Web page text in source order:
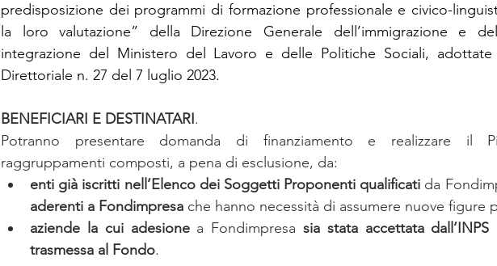
predisposizione dei programmi di formazione professionale e civico-
la loro valutazione” della Direzione Generale dell’immigrazione e
integrazione del Ministero del Lavoro e delle Politiche Sociali,
Direttoriale n. 27 del 7 luglio 2023.
BENEFICIARI E DESTINATARI.
Potranno presentare domanda di finanziamento e realizzare il
raggruppamenti composti, a pena di esclusione, da:
enti già iscritti nell’Elenco dei Soggetti Proponenti qualificati da
aderenti a Fondimpresa che hanno necessità di assumere nuove figure
aziende la cui adesione a Fondimpresa sia stata accettata
trasmessa al Fondo.